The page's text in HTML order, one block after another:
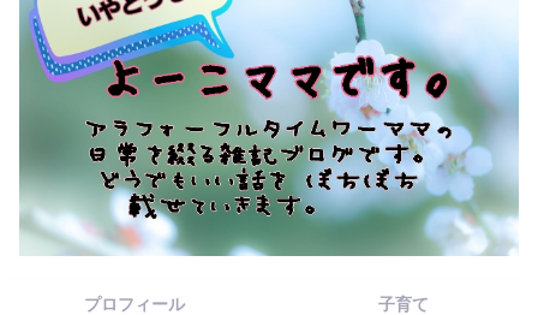
プロフィール 子育て